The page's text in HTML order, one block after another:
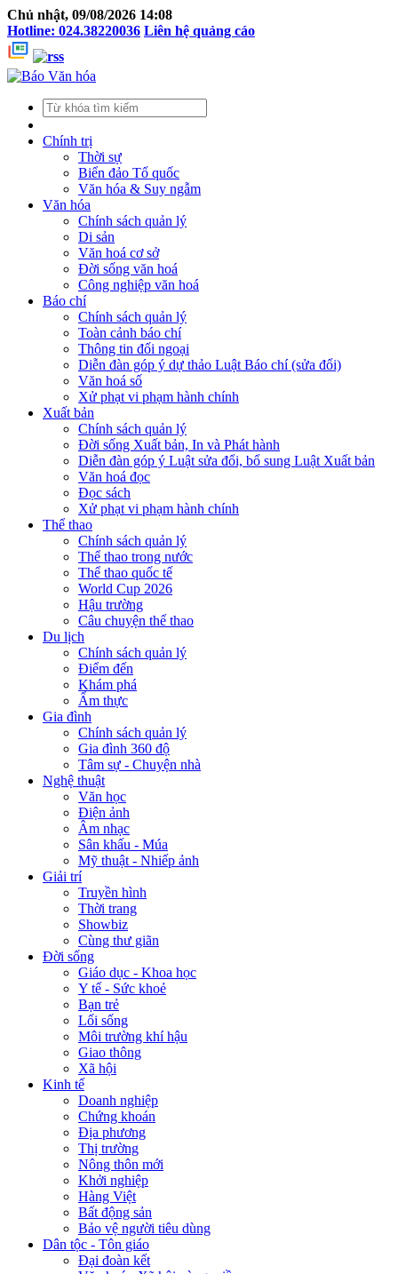
Chủ nhật, 09/08/2026 14:08
Hotline: 024.38220036 Liên hệ quảng cáo
Chính trị
Thời sự
Biển đảo Tổ quốc
Văn hóa & Suy ngẫm
Văn hóa
Chính sách quản lý
Di sản
Văn hoá cơ sở
Đời sống văn hoá
Công nghiệp văn hoá
Báo chí
Chính sách quản lý
Toàn cảnh báo chí
Thông tin đối ngoại
Diễn đàn góp ý dự thảo Luật Báo chí (sửa đổi)
Văn hoá số
Xử phạt vi phạm hành chính
Xuất bản
Chính sách quản lý
Đời sống Xuất bản, In và Phát hành
Diễn đàn góp ý Luật sửa đổi, bổ sung Luật Xuất bản
Văn hoá đọc
Đọc sách
Xử phạt vi phạm hành chính
Thể thao
Chính sách quản lý
Thể thao trong nước
Thể thao quốc tế
World Cup 2026
Hậu trường
Câu chuyện thể thao
Du lịch
Chính sách quản lý
Điểm đến
Khám phá
Ẩm thực
Gia đình
Chính sách quản lý
Gia đình 360 độ
Tâm sự - Chuyện nhà
Nghệ thuật
Văn học
Điện ảnh
Âm nhạc
Sân khấu - Múa
Mỹ thuật - Nhiếp ảnh
Giải trí
Truyền hình
Thời trang
Showbiz
Cùng thư giãn
Đời sống
Giáo dục - Khoa học
Y tế - Sức khoẻ
Bạn trẻ
Lối sống
Môi trường khí hậu
Giao thông
Xã hội
Kinh tế
Doanh nghiệp
Chứng khoán
Địa phương
Thị trường
Nông thôn mới
Khởi nghiệp
Hàng Việt
Bất động sản
Bảo vệ người tiêu dùng
Dân tộc - Tôn giáo
Đại đoàn kết